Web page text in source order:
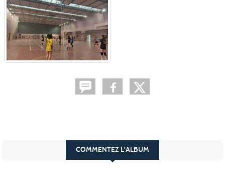
COMMENTEZ L'ALBUM